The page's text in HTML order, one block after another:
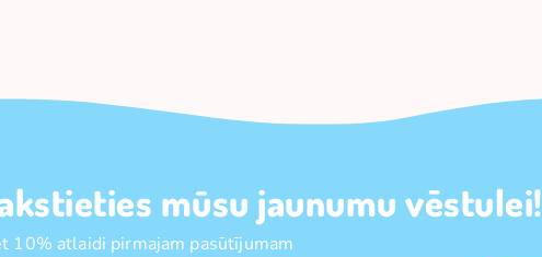
mūsu jaunumu vēstulei!
10% atlaidi pirmajam pasūtījumam